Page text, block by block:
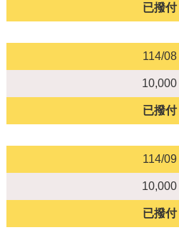
已撥付
114/08
10,000
已撥付
114/09
10,000
已撥付